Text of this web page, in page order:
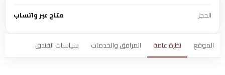
الحجز متاح عبر واتساب
الموقع نظرة عامة المرافق والخدمات سياسات الفندق